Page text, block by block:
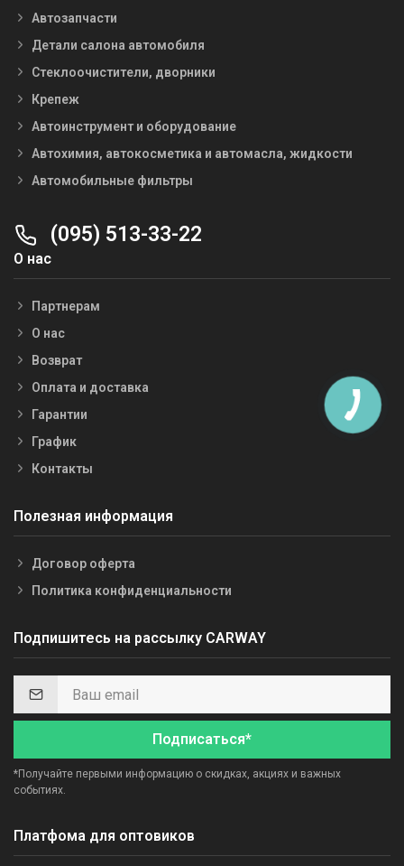
Автозапчасти
Детали салона автомобиля
Стеклоочистители, дворники
Крепеж
Автоинструмент и оборудование
Автохимия, автокосметика и автомасла, жидкости
Автомобильные фильтры
(095) 513-33-22
О нас
Партнерам
О нас
Возврат
Оплата и доставка
Гарантии
График
Контакты
Полезная информация
Договор оферта
Политика конфиденциальности
Подпишитесь на рассылку CARWAY
Подписаться*
*Получайте первыми информацию о скидках, акциях и важных
событиях.
Платфома для оптовиков